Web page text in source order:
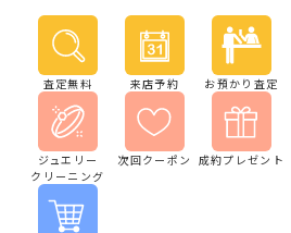
査定無料 来店予約 お預かり査定
ジュエリー
クリーニング
次回クーポン 成約プレゼント